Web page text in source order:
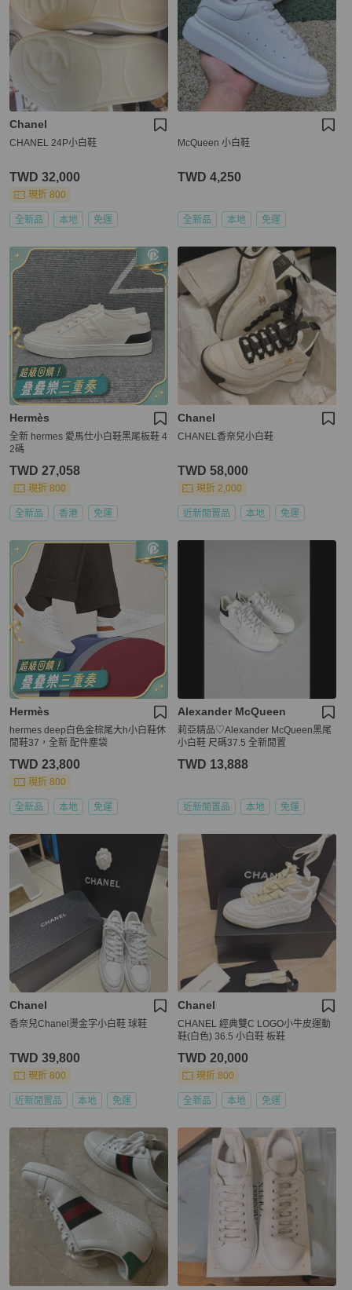
Chanel
CHANEL 24P小白鞋
TWD 32,000
現折 800
全新品 本地 免運
McQueen 小白鞋
TWD 4,250
全新品 本地 免運
Hermès
全新 hermes 愛馬仕小白鞋黑尾板鞋 4
2碼
TWD 27,058
現折 800
全新品 香港 免運
Chanel
CHANEL香奈兒小白鞋
TWD 58,000
現折 2,000
近新閒置品 本地 免運
Hermès
hermes deep白色金棕尾大h小白鞋休
閒鞋37，全新 配件塵袋
TWD 23,800
現折 800
全新品 本地 免運
Alexander McQueen
莉亞精品♡Alexander McQueen黑尾
小白鞋 尺碼37.5 全新閒置
TWD 13,888
近新閒置品 本地 免運
Chanel
香奈兒Chanel燙金字小白鞋 球鞋
TWD 39,800
現折 800
近新閒置品 本地 免運
Chanel
CHANEL 經典雙C LOGO小牛皮運動
鞋(白色) 36.5 小白鞋 板鞋
TWD 20,000
現折 800
全新品 本地 免運